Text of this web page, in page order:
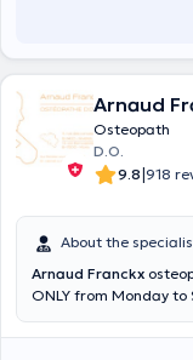
Arnaud
Osteopath
D.O.
9.8|918
About the
Arnaud Franckx
ONLY from Monday
within the Faculty of